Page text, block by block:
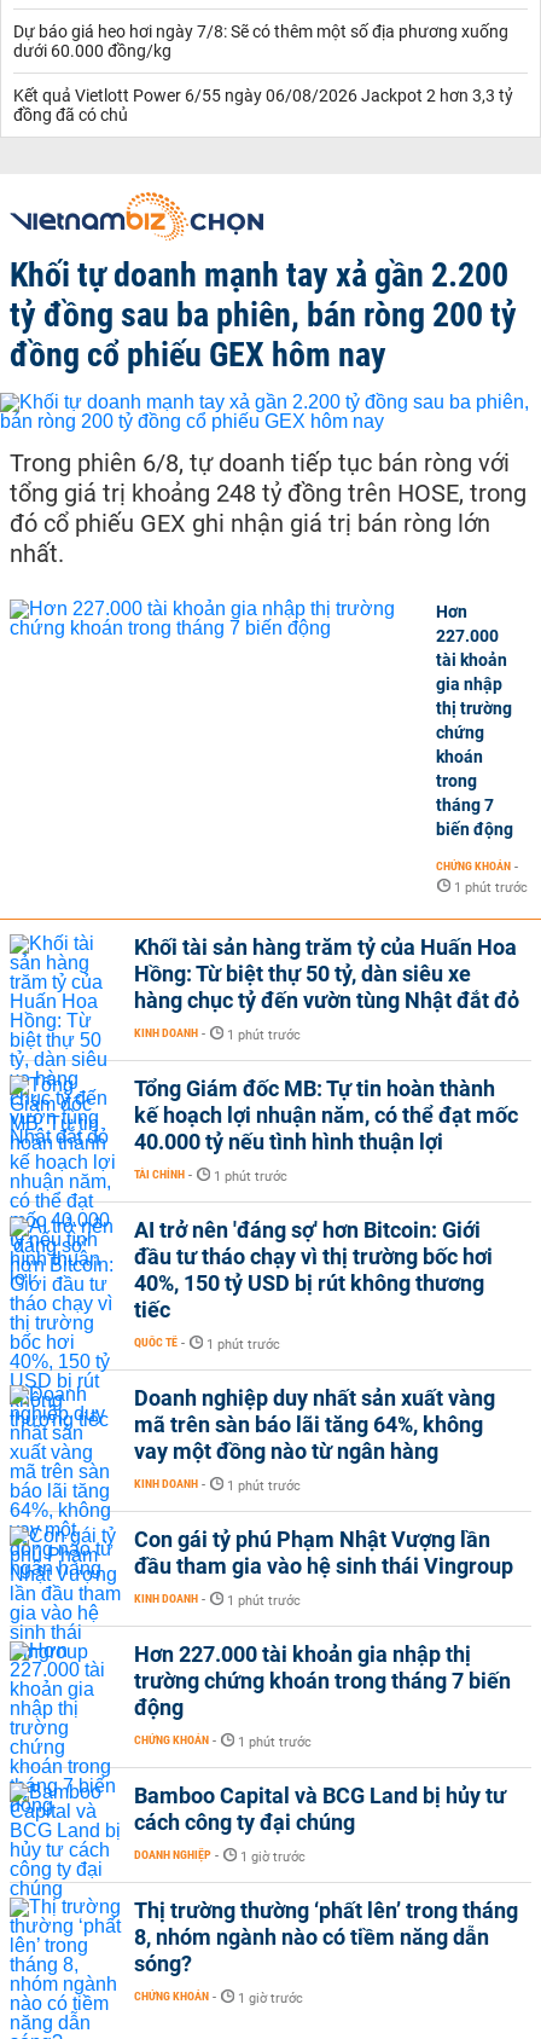
Dự báo giá heo hơi ngày 7/8: Sẽ có thêm một số địa phương xuống
dưới 60.000 đồng/kg
Kết quả Vietlott Power 6/55 ngày 06/08/2026 Jackpot 2 hơn 3,3 tỷ
đồng đã có chủ
Khối tự doanh mạnh tay xả gần 2.200
tỷ đồng sau ba phiên, bán ròng 200 tỷ
đồng cổ phiếu GEX hôm nay
Trong phiên 6/8, tự doanh tiếp tục bán ròng với
tổng giá trị khoảng 248 tỷ đồng trên HOSE, trong
đó cổ phiếu GEX ghi nhận giá trị bán ròng lớn
nhất.
Hơn
227.000
tài khoản
gia nhập
thị trường
chứng
khoán
trong
tháng 7
biến động
CHỨNG KHOÁN -
1 phút trước
Khối tài sản hàng trăm tỷ của Huấn Hoa
Hồng: Từ biệt thự 50 tỷ, dàn siêu xe
hàng chục tỷ đến vườn tùng Nhật đắt đỏ
KINH DOANH - 1 phút trước
Tổng Giám đốc MB: Tự tin hoàn thành
kế hoạch lợi nhuận năm, có thể đạt mốc
40.000 tỷ nếu tình hình thuận lợi
TÀI CHÍNH - 1 phút trước
AI trở nên 'đáng sợ' hơn Bitcoin: Giới
đầu tư tháo chạy vì thị trường bốc hơi
40%, 150 tỷ USD bị rút không thương
tiếc
QUỐC TẾ - 1 phút trước
Doanh nghiệp duy nhất sản xuất vàng
mã trên sàn báo lãi tăng 64%, không
vay một đồng nào từ ngân hàng
KINH DOANH - 1 phút trước
Con gái tỷ phú Phạm Nhật Vượng lần
đầu tham gia vào hệ sinh thái Vingroup
KINH DOANH - 1 phút trước
Hơn 227.000 tài khoản gia nhập thị
trường chứng khoán trong tháng 7 biến
động
CHỨNG KHOÁN - 1 phút trước
Bamboo Capital và BCG Land bị hủy tư
cách công ty đại chúng
DOANH NGHIỆP - 1 giờ trước
Thị trường thường ‘phất lên’ trong tháng
8, nhóm ngành nào có tiềm năng dẫn
sóng?
CHỨNG KHOÁN - 1 giờ trước